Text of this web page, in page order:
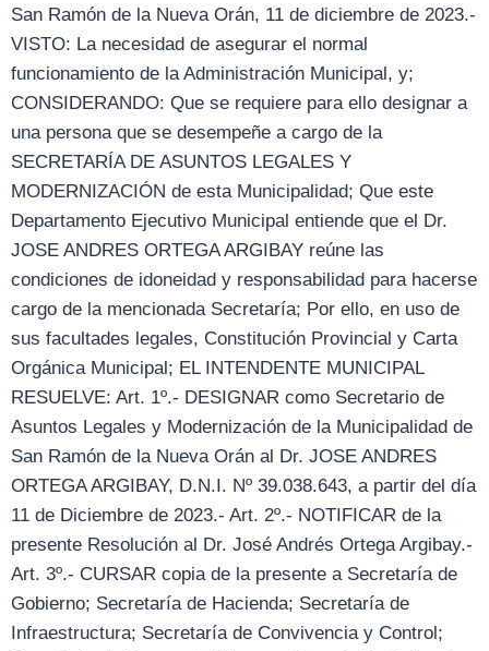
San Ramón de la Nueva Orán, 11 de diciembre de 2023.-
VISTO: La necesidad de asegurar el normal
funcionamiento de la Administración Municipal, y;
CONSIDERANDO: Que se requiere para ello designar a
una persona que se desempeñe a cargo de la
SECRETARÍA DE ASUNTOS LEGALES Y
MODERNIZACIÓN de esta Municipalidad; Que este
Departamento Ejecutivo Municipal entiende que el Dr.
JOSE ANDRES ORTEGA ARGIBAY reúne las
condiciones de idoneidad y responsabilidad para hacerse
cargo de la mencionada Secretaría; Por ello, en uso de
sus facultades legales, Constitución Provincial y Carta
Orgánica Municipal; EL INTENDENTE MUNICIPAL
RESUELVE: Art. 1º.- DESIGNAR como Secretario de
Asuntos Legales y Modernización de la Municipalidad de
San Ramón de la Nueva Orán al Dr. JOSE ANDRES
ORTEGA ARGIBAY, D.N.I. Nº 39.038.643, a partir del día
11 de Diciembre de 2023.- Art. 2º.- NOTIFICAR de la
presente Resolución al Dr. José Andrés Ortega Argibay.-
Art. 3º.- CURSAR copia de la presente a Secretaría de
Gobierno; Secretaría de Hacienda; Secretaría de
Infraestructura; Secretaría de Convivencia y Control;